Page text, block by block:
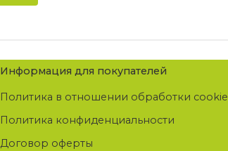
Информация для покупателей
Политика в отношении обработки cookie
Политика конфиденциальности
Договор оферты